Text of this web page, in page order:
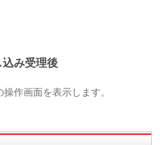
み受理後
作画面を表示します。